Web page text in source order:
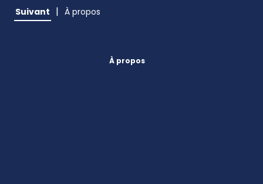
Suivant | À propos
À propos